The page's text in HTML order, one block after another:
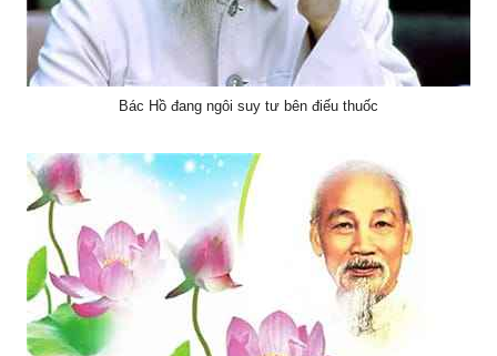
Bác Hồ đang ngôi suy tư bên điếu thuốc